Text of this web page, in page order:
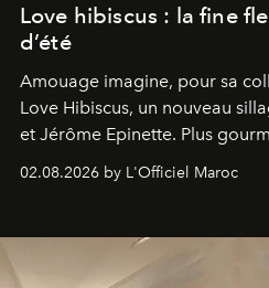
Love hibiscus : la fine
d’été
Amouage imagine, pour sa
Love Hibiscus, un nouveau
et Jérôme Epinette. Plus
à fait irrésistible.
02.08.2026 by L'Officiel Maroc